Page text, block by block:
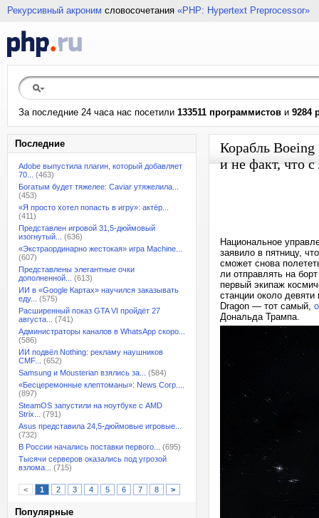
Рекурсивный акроним словосочетания «PHP: Hypertext Preprocessor»
За последние 24 часа нас посетили 133511 программистов и 9284
Последние
Adobe выпустила плагин, который добавляет
70...
(463)
Богатым будет тяжелее: Caviar утяжелила...
(453)
«Я просто хотел попасть в игру»: актёр...
(411)
Представлен игровой 31,5-дюймовый
изогнутый...
(636)
«Экстраординарно жестокая» игра Machine...
(607)
Представлены элегантные очки
дополненной...
(613)
ИИ в «Google Картах» научился заказывать
еду...
(575)
Расширенный показ GTA VI пройдёт 27
августа...
(741)
Администраторы каналов в WhatsApp скоро...
(586)
ИИ подвёл Nothing: рекламу наушников
CMF...
(652)
Samsung и Mousterian взялись за...
(584)
«Бесцеремонные клептоманы»: News Corp....
(897)
SteamOS запустили на ноутбуке с AMD
Strix...
(791)
Asus представила 24,5-дюймовые игровые...
(732)
В России начались поставки первого...
(695)
Тысячи серверов оказались под угрозой
взлома...
(715)
< 1 2 3 4 5 6 7 8 >
Популярные
Корабль Boeing
и не факт, что
Национальное
заявило в пятницу,
сможет снова
ли отправлять на
первый экипаж
станции около
Dragon — тот самый,
Дональда Трампа.